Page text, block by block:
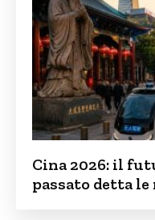
Cina 2026: il
passato detta le